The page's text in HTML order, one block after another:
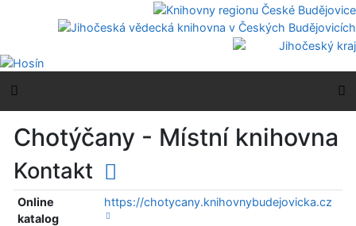
Přejít na menu
Chotýčany - Místní knihovna
Kontakt
Online
katalog
https://chotycany.knihovnybudejovicka.cz